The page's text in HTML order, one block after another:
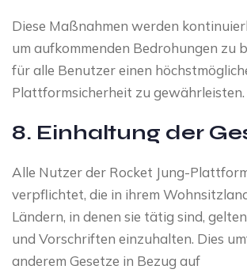
Diese Maßnahmen werden
um aufkommenden Bedrohungen zu
für alle Benutzer einen
Plattformsicherheit zu gewährleisten.
8. Einhaltung der
Alle Nutzer der Rocket Jung-
verpflichtet, die in ihrem
Ländern, in denen sie tätig sind,
und Vorschriften einzuhalten. Dies
anderem Gesetze in Bezug auf